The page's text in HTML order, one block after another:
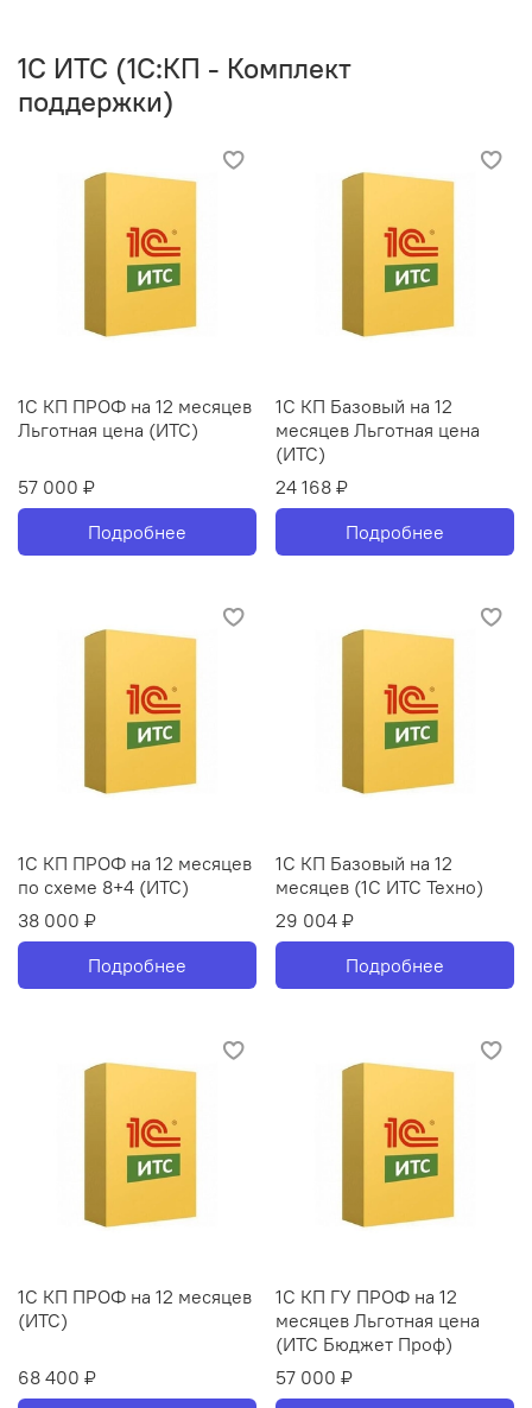
1C ИТС (1С:КП - Комплект
поддержки)
1С КП ПРОФ на 12 месяцев
Льготная цена (ИТС)
57 000 ₽
Подробнее
1С КП Базовый на 12
месяцев Льготная цена
(ИТС)
24 168 ₽
Подробнее
1С КП ПРОФ на 12 месяцев
по схеме 8+4 (ИТС)
38 000 ₽
Подробнее
1С КП Базовый на 12
месяцев (1С ИТС Техно)
29 004 ₽
Подробнее
1С КП ПРОФ на 12 месяцев
(ИТС)
68 400 ₽
1С КП ГУ ПРОФ на 12
месяцев Льготная цена
(ИТС Бюджет Проф)
57 000 ₽